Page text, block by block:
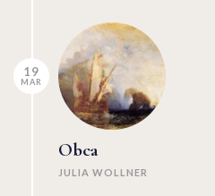
19
MAR
Obca
JULIA WOLLNER